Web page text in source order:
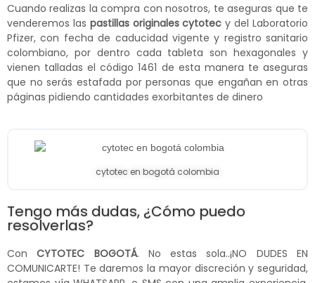
Cuando realizas la compra con nosotros, te aseguras que te
venderemos las pastillas originales cytotec y del Laboratorio
Pfizer, con fecha de caducidad vigente y registro sanitario
colombiano, por dentro cada tableta son hexagonales y
vienen talladas el código 1461 de esta manera te aseguras
que no serás estafada por personas que engañan en otras
páginas pidiendo cantidades exorbitantes de dinero
cytotec en bogotá colombia
Tengo más dudas, ¿Cómo puedo
resolverlas?
ConCYTOTEC BOGOTÁ. No estas sola..¡NO DUDES EN
COMUNICARTE! Te daremos la mayor discreción y seguridad,